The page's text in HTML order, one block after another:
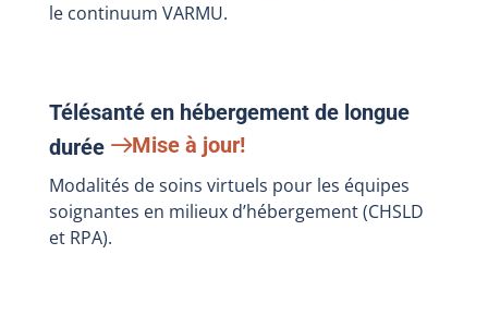
le continuum VARMU.
Télésanté en hébergement de longue
durée
Mise à jour!
Modalités de soins virtuels pour les équipes
soignantes en milieux d’hébergement (CHSLD
et RPA).